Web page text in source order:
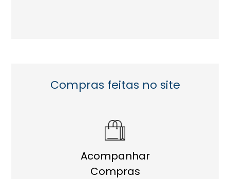
Compras feitas no site
Acompanhar
Compras